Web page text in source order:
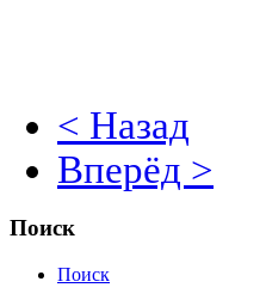
< Назад
Вперёд >
Поиск
Поиск